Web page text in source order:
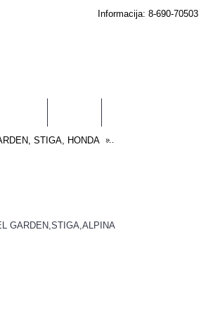
Informacija: 8-690-70503
STIGA, HONDA Eigos trosas